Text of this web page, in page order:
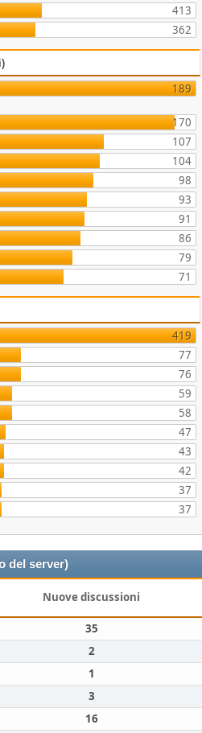
413
362
189
170
107
104
98
93
91
86
79
71
419
77
76
59
58
47
43
42
37
37
del server)
Nuove discussioni
35
2
1
3
16